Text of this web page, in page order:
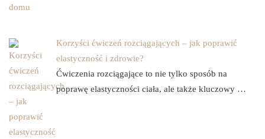
Korzyści ćwiczeń rozciągających – jak poprawić
elastyczność i zdrowie?
Ćwiczenia rozciągające to nie tylko sposób na
poprawę elastyczności ciała, ale także kluczowy …